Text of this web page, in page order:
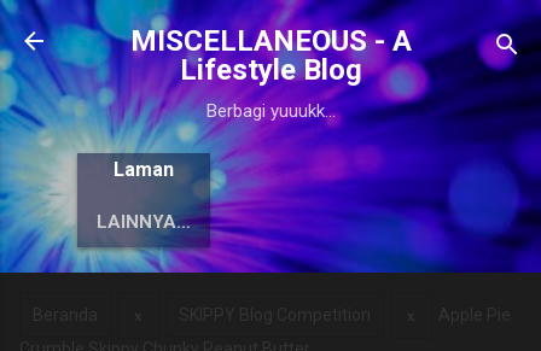
Langsung ke konten utama
MISCELLANEOUS - A
Lifestyle Blog
Berbagi yuuukk...
Laman
LAINNYA…